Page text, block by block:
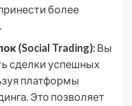
более
(Social Trading):Вы
сделки успешных
платформы
Это позволяет